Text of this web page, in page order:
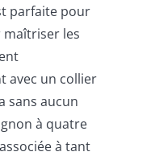
parfaite pour
les
avec un collier
sans aucun
à quatre
à tant